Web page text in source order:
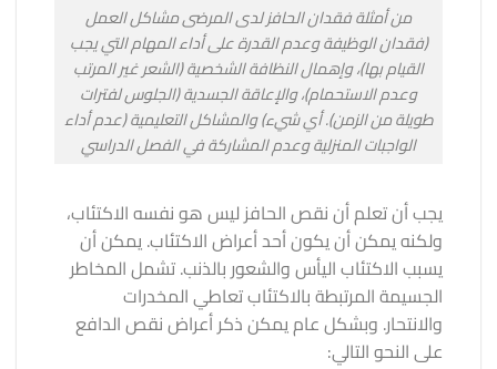
من أمثلة فقدان الحافز لدى المرضى مشاكل العمل
(فقدان الوظيفة وعدم القدرة على أداء المهام التي يجب
القيام بها)، وإهمال النظافة الشخصية (الشعر غير المرتب
وعدم الاستحمام)، والإعاقة الجسدية (الجلوس لفترات
طويلة من الزمن). أي شيء) والمشاكل التعليمية (عدم أداء
الواجبات المنزلية وعدم المشاركة في الفصل الدراسي
يجب أن تعلم أن نقص الحافز ليس هو نفسه الاكتئاب،
ولكنه يمكن أن يكون أحد أعراض الاكتئاب. يمكن أن
يسبب الاكتئاب اليأس والشعور بالذنب. تشمل المخاطر
الجسيمة المرتبطة بالاكتئاب تعاطي المخدرات
والانتحار. وبشكل عام يمكن ذكر أعراض نقص الدافع
على النحو التالي: